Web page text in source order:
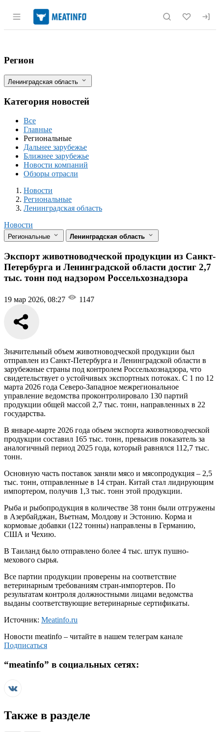
Раздел навигации по сайту
Экспорт животноводческой продукции
Фильтры
Регион
Ленинградская область
Категория новостей
Все
Главные
Региональные
Дальнее зарубежье
Ближнее зарубежье
Новости компаний
Обзоры отрасли
Новости
Разделы
Новости
Региональные
Ленинградская область
Новости
Региональные Ленинградская область
Экспорт животноводческой продукции из Санкт-
Петербурга и Ленинградской области достиг 2,7
тыс. тонн под надзором Россельхознадзора
19 мар 2026, 08:27 1147
Значительный объем животноводческой продукции был
отправлен из Санкт-Петербурга и Ленинградской области в
зарубежные страны под контролем Россельхознадзора, что
свидетельствует о устойчивых экспортных потоках. С 1 по 12
марта 2026 года Северо-Западное межрегиональное
управление ведомства проконтролировало 130 партий
продукции общей массой 2,7 тыс. тонн, направленных в 22
государства.
В январе-марте 2026 года объем экспорта животноводческой
продукции составил 165 тыс. тонн, превысив показатель за
аналогичный период 2025 года, который равнялся 112,7 тыс.
тонн.
Основную часть поставок заняли мясо и мясопродукция – 2,5
тыс. тонн, отправленные в 14 стран. Китай стал лидирующим
импортером, получив 1,3 тыс. тонн этой продукции.
Рыба и рыбопродукция в количестве 38 тонн были отгружены
в Азербайджан, Вьетнам, Молдову и Эстонию. Корма и
кормовые добавки (122 тонны) направлены в Германию,
США и Чехию.
В Таиланд было отправлено более 4 тыс. штук пушно-
мехового сырья.
Все партии продукции проверены на соответствие
ветеринарным требованиям стран-импортеров. По
результатам контроля должностными лицами ведомства
выданы соответствующие ветеринарные сертификаты.
Источник: Meatinfo.ru
Новости meatinfo – читайте в нашем телеграм канале
Подписаться
“meatinfo” в социальных сетях:
Также в разделе